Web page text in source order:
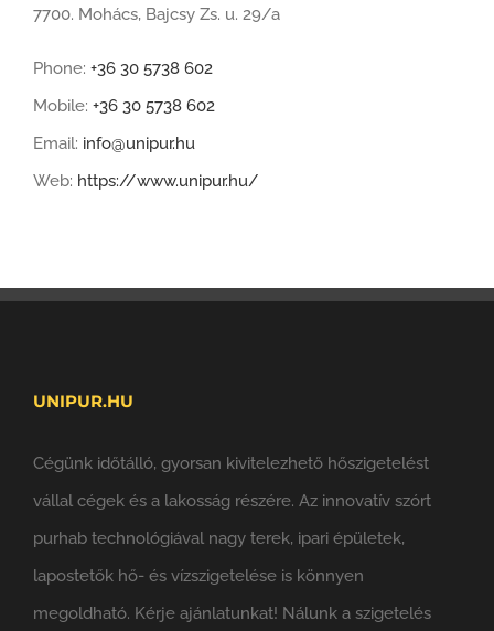
7700. Mohács, Bajcsy Zs. u. 29/a
Phone: +36 30 5738 602
Mobile: +36 30 5738 602
Email: info@unipur.hu
Web: https://www.unipur.hu/
UNIPUR.HU
Cégünk időtálló, gyorsan kivitelezhető hőszigetelést
vállal cégek és a lakosság részére. Az innovatív szórt
purhab technológiával nagy terek, ipari épületek,
lapostetők hő- és vízszigetelése is könnyen
megoldható. Kérje ajánlatunkat! Nálunk a szigetelés